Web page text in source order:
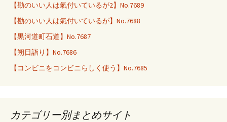
【勘のいい人は氣付いているが2】No.7689
【勘のいい人は氣付いているが】No.7688
【黒河道町石道】No.7687
【朔日詣り】No.7686
【コンビニをコンビニらしく使う】No.7685
カテゴリー別まとめサイト